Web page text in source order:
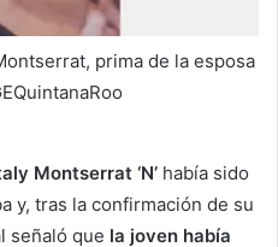
prima de la esposa
Montserrat ‘N’ había sido
y, tras la confirmación de su
señaló que la joven había